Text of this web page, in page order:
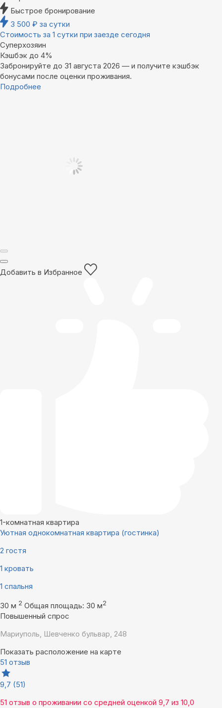
Быстрое бронирование
3 500 ₽ за сутки
Стоимость за 1 сутки при заезде сегодня
Суперхозяин
Кэшбэк до 4%
Забронируйте до 31 августа 2026 — и получите кэшбэк
бонусами после оценки проживания.
Подробнее
Добавить в Избранное
1-комнатная квартира
Уютная однокомнатная квартира (гостинка)
2 гостя
1 кровать
1 спальня
30 м 2 Общая площадь: 30 м2
Повышенный спрос
Мариуполь, Шевченко бульвар, 248
Показать расположение на карте
51 отзыв
9,7 (51)
51 отзыв о проживании со средней оценкой 9,7 из 10,0